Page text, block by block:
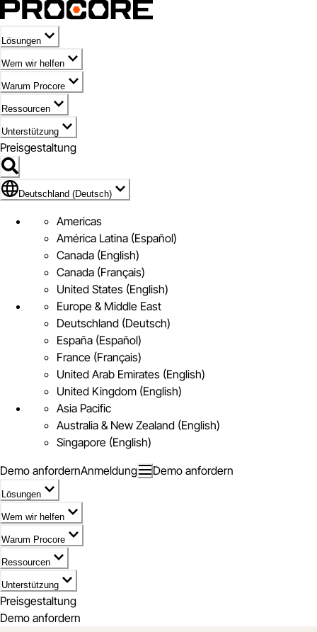
Lösungen
Wem wir helfen
Warum Procore
Ressourcen
Unterstützung
Preisgestaltung
Markieren des Symbols für Deutschland (Deutsch)
Deutschland (Deutsch)
Americas
América Latina (Español)
Canada (English)
Canada (Français)
United States (English)
Europe & Middle East
Deutschland (Deutsch)
España (Español)
France (Français)
United Arab Emirates (English)
United Kingdom (English)
Asia Pacific
Australia & New Zealand (English)
Singapore (English)
Demo anfordernAnmeldung Demo anfordern
Lösungen
Wem wir helfen
Warum Procore
Ressourcen
Unterstützung
Preisgestaltung
Demo anfordern